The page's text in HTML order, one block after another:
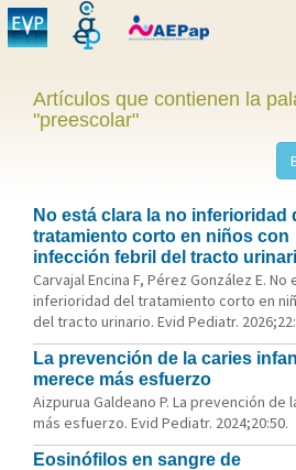
Artículos que contienen la
"preescolar"
No está clara la no inferioridad
tratamiento corto en niños con
infección febril del tracto
Carvajal Encina F, Pérez González E. No
inferioridad del tratamiento corto en
del tracto urinario. Evid Pediatr.
La prevención de la caries
merece más esfuerzo
Aizpurua Galdeano P. La prevención
más esfuerzo. Evid Pediatr. 2024;20:50.
Eosinófilos en sangre de